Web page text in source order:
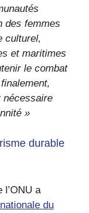
des femmes
culturel,
et maritimes
le combat
nécessaire
»
durable
l’ONU a
du